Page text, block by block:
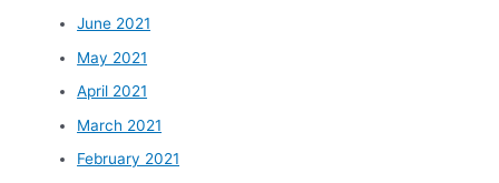
June 2021
May 2021
April 2021
March 2021
February 2021